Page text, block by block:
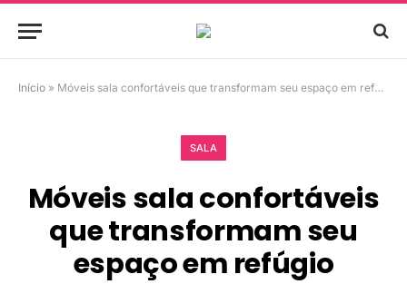
Início » Móveis sala confortáveis que transformam seu espaço em refúgio
SALA
Móveis sala confortáveis
que transformam seu
espaço em refúgio